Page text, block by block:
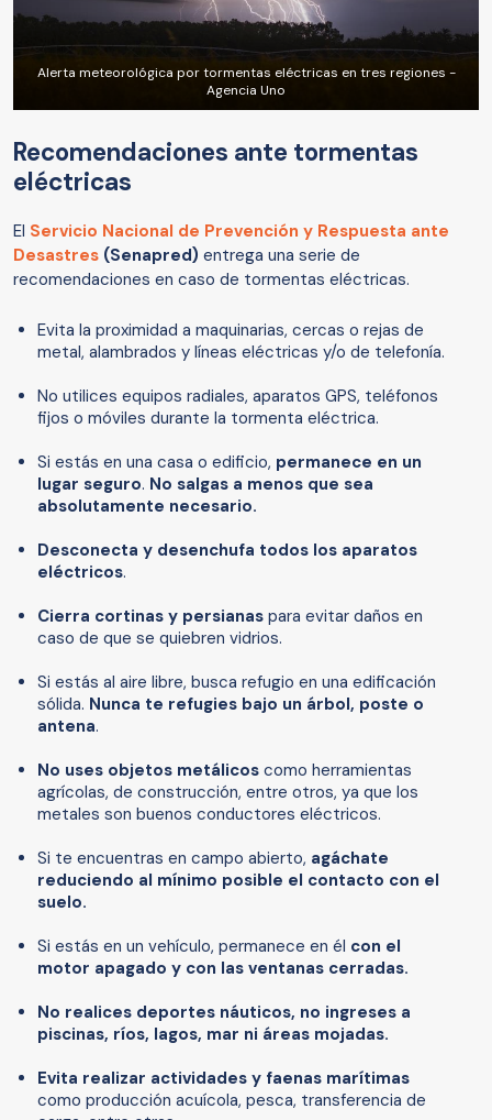
Alerta meteorológica por tormentas eléctricas en tres regiones -
Agencia Uno
Recomendaciones ante tormentas
eléctricas
El Servicio Nacional de Prevención y Respuesta ante
Desastres (Senapred) entrega una serie de
recomendaciones en caso de tormentas eléctricas.
Evita la proximidad a maquinarias, cercas o rejas de
metal, alambrados y líneas eléctricas y/o de telefonía.
No utilices equipos radiales, aparatos GPS, teléfonos
fijos o móviles durante la tormenta eléctrica.
Si estás en una casa o edificio, permanece en un
lugar seguro. No salgas a menos que sea
absolutamente necesario.
Desconecta y desenchufa todos los aparatos
eléctricos.
Cierra cortinas y persianas para evitar daños en
caso de que se quiebren vidrios.
Si estás al aire libre, busca refugio en una edificación
sólida. Nunca te refugies bajo un árbol, poste o
antena.
No uses objetos metálicos como herramientas
agrícolas, de construcción, entre otros, ya que los
metales son buenos conductores eléctricos.
Si te encuentras en campo abierto, agáchate
reduciendo al mínimo posible el contacto con el
suelo.
Si estás en un vehículo, permanece en él con el
motor apagado y con las ventanas cerradas.
No realices deportes náuticos, no ingreses a
piscinas, ríos, lagos, mar ni áreas mojadas.
Evita realizar actividades y faenas marítimas
como producción acuícola, pesca, transferencia de